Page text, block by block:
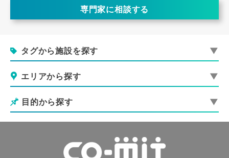
専門家に相談する
タグから施設を探す
エリアから探す
目的から探す